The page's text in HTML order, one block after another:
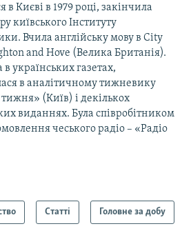
в Києві в 1979 році, закінчила
київського Інституту
Вчила англійську мову в City
and Hove (Велика Британія).
українських газетах,
в аналітичному тижневику
(Київ) і декількох
виданнях. Була співробітником
чеського радіо – «Радіо
Статті Головне за добу